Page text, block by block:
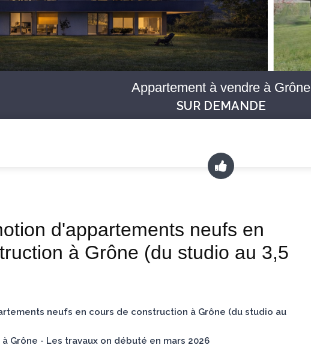
Appartement à vendre à Grône
SUR DEMANDE
d'appartements neufs en
à Grône (du studio au 3,5
neufs en cours de construction à Grône (du studio au
à Grône - Les travaux on débuté en mars 2026